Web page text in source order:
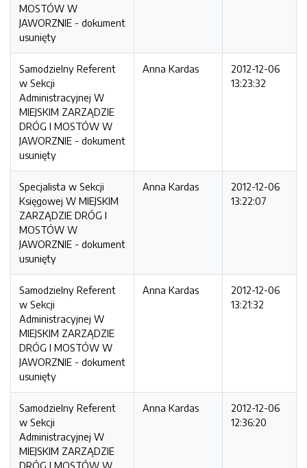
MOSTÓW W
JAWORZNIE - dokument
usunięty
Samodzielny Referent
w Sekcji
Administracyjnej W
MIEJSKIM ZARZĄDZIE
DRÓG I MOSTÓW W
JAWORZNIE - dokument
usunięty
Anna Kardas
2012-12-06
13:23:32
Specjalista w Sekcji
Księgowej W MIEJSKIM
ZARZĄDZIE DRÓG I
MOSTÓW W
JAWORZNIE - dokument
usunięty
Anna Kardas
2012-12-06
13:22:07
Samodzielny Referent
w Sekcji
Administracyjnej W
MIEJSKIM ZARZĄDZIE
DRÓG I MOSTÓW W
JAWORZNIE - dokument
usunięty
Anna Kardas
2012-12-06
13:21:32
Samodzielny Referent
w Sekcji
Administracyjnej W
MIEJSKIM ZARZĄDZIE
DRÓG I MOSTÓW W
Anna Kardas
2012-12-06
12:36:20